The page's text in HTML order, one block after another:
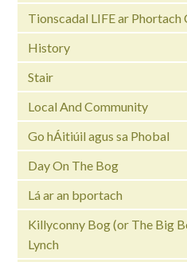
Tionscadal LIFE ar Phortach
History
Stair
Local And Community
Go hÁitiúil agus sa Phobal
Day On The Bog
Lá ar an bportach
Killyconny Bog (or The Big
Lynch